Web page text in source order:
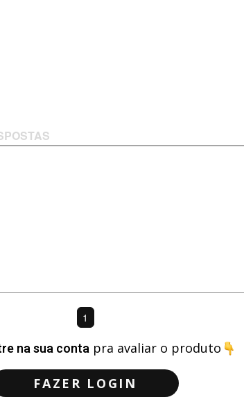
1
na sua conta pra avaliar o produto
FAZER LOGIN